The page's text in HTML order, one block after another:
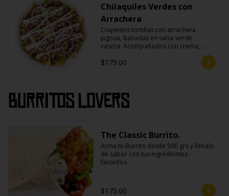
Chilaquiles Verdes con
Arrachera
Crujientes tortillas con arrachera
jugosa, bañadas en salsa verde
casera. Acompañados con crema,
$179.00
Burritos Lovers
The Classic Burrito.
Arma tu Burrito desde 500 grs y llénalo
de sabor con tus ingredientes
favoritos
$175.00